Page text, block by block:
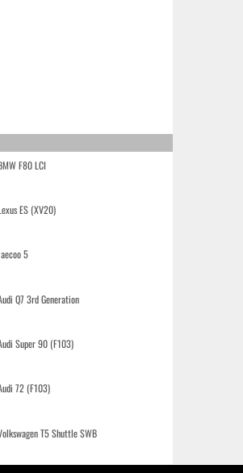
F80 LCI
ES (XV20)
5
Q7 3rd Generation
Super 90 (F103)
72 (F103)
T5 Shuttle SWB